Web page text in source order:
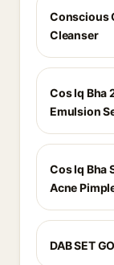
Conscious
Cleanser
Cos Iq Bha
Emulsion
Cos Iq Bha
Acne
DAB SET